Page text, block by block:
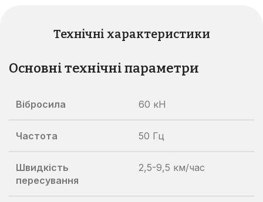
Технічні характеристики
Основні технічні параметри
Вібросила 60 кН
Частота 50 Гц
Швидкість
пересування
2,5-9,5 км/час